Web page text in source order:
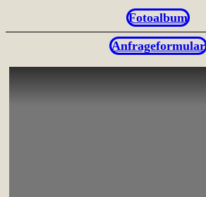
Fotoalbum
Anfrageformular